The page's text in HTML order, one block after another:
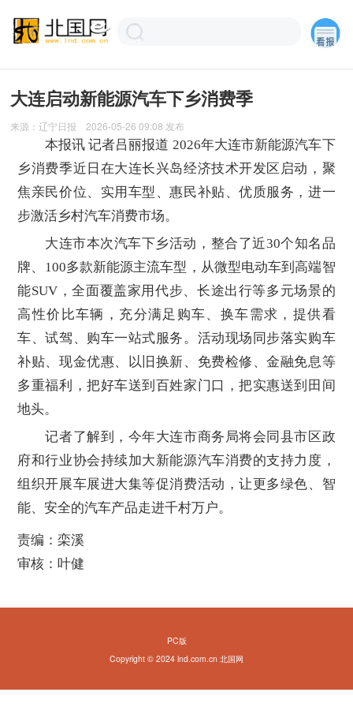
大连启动新能源汽车下乡消费季
来源：辽宁日报 2026-05-26 09:08 发布
本报讯 记者吕丽报道 2026年大连市新能源汽车下
乡消费季近日在大连长兴岛经济技术开发区启动，聚
焦亲民价位、实用车型、惠民补贴、优质服务，进一
步激活乡村汽车消费市场。
大连市本次汽车下乡活动，整合了近30个知名品
牌、100多款新能源主流车型，从微型电动车到高端智
能SUV，全面覆盖家用代步、长途出行等多元场景的
高性价比车辆，充分满足购车、换车需求，提供看
车、试驾、购车一站式服务。活动现场同步落实购车
补贴、现金优惠、以旧换新、免费检修、金融免息等
多重福利，把好车送到百姓家门口，把实惠送到田间
地头。
记者了解到，今年大连市商务局将会同县市区政
府和行业协会持续加大新能源汽车消费的支持力度，
组织开展车展进大集等促消费活动，让更多绿色、智
能、安全的汽车产品走进千村万户。
责编：栾溪
审核：叶健
PC版
Copyright © 2024 lnd.com.cn 北国网